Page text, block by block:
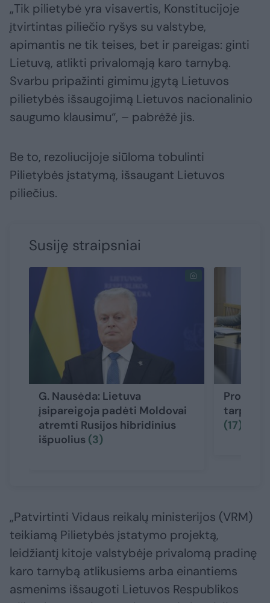
„Tik pilietybė yra visavertis, Konstitucijoje
įtvirtintas piliečio ryšys su valstybe,
apimantis ne tik teises, bet ir pareigas: ginti
Lietuvą, atlikti privalomąją karo tarnybą.
Svarbu pripažinti gimimu įgytą Lietuvos
pilietybės išsaugojimą Lietuvos nacionalinio
saugumo klausimu“, – pabrėžė jis.
Be to, rezoliucijoje siūloma tobulinti
Pilietybės įstatymą, išsaugant Lietuvos
piliečius.
Susiję straipsniai
G. Nausėda: Lietuva
įsipareigoja padėti Moldovai
atremti Rusijos hibridinius
išpuolius (3)
(17)
„Patvirtinti Vidaus reikalų ministerijos (VRM)
teikiamą Pilietybės įstatymo projektą,
leidžiantį kitoje valstybėje privalomą pradinę
karo tarnybą atlikusiems arba einantiems
asmenims išsaugoti Lietuvos Respublikos